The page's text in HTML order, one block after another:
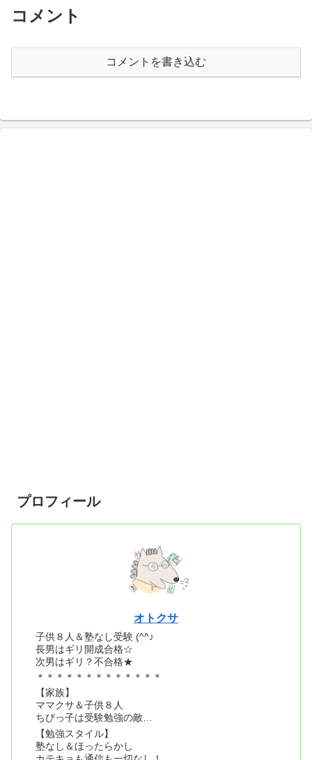
コメント
コメントを書き込む
プロフィール
オトクサ
子供８人＆塾なし受験 (^^♪
長男はギリ開成合格☆
次男はギリ？不合格★
＊＊＊＊＊＊＊＊＊＊＊＊＊
【家族】
ママクサ＆子供８人
ちびっ子は受験勉強の敵…
【勉強スタイル】
塾なし＆ほったらかし